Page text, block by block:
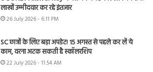
लाखों उम्मीदवार कर रहे इंतजार
26 July 2026 - 6:11 PM
SC छात्रों के लिए बड़ा अपडेट! 15 अगस्त से पहले कर लें ये
काम, वरना अटक सकती है स्कॉलरशिप
22 July 2026 - 11:54 AM